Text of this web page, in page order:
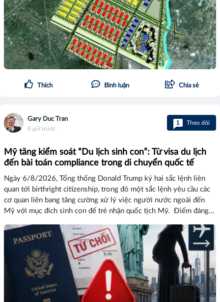
Thích Bình luận Chia sẻ
Gary Duc Tran
8 giờ trước
1 Theo dõi
Mỹ tăng kiểm soát “Du lịch sinh con”: Từ visa du lịch
đến bài toán compliance trong di chuyển quốc tế
Ngày 6/8/2026, Tổng thống Donald Trump ký hai sắc lệnh liên
quan tới birthright citizenship, trong đó một sắc lệnh yêu cầu các
cơ quan liên bang tăng cường xử lý việc người nước ngoài đến
Mỹ với mục đích sinh con để trẻ nhận quốc tịch Mỹ. Điểm đáng...